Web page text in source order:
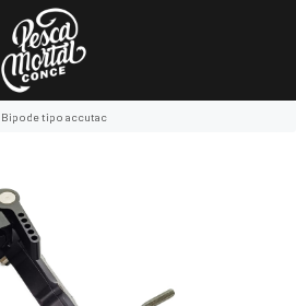
Bipode tipo accutac